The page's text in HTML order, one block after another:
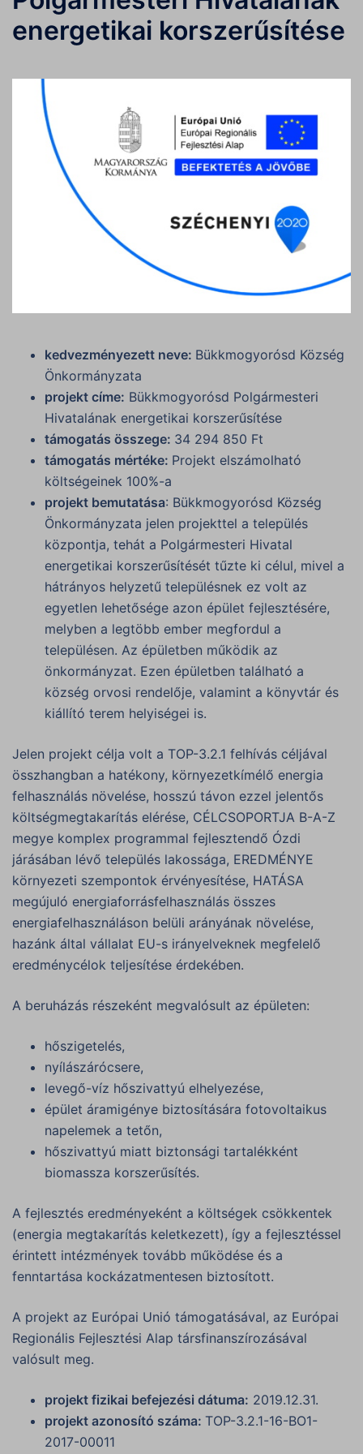
energetikai korszerűsítése
kedvezményezett neve: Bükkmogyorósd Község
Önkormányzata
projekt címe: Bükkmogyorósd Polgármesteri
Hivatalának energetikai korszerűsítése
támogatás összege: 34 294 850 Ft
támogatás mértéke: Projekt elszámolható
költségeinek 100%-a
projekt bemutatása: Bükkmogyorósd Község
Önkormányzata jelen projekttel a település
központja, tehát a Polgármesteri Hivatal
energetikai korszerűsítését tűzte ki célul, mivel a
hátrányos helyzetű településnek ez volt az
egyetlen lehetősége azon épület fejlesztésére,
melyben a legtöbb ember megfordul a
településen. Az épületben működik az
önkormányzat. Ezen épületben található a
község orvosi rendelője, valamint a könyvtár és
kiállító terem helyiségei is.
Jelen projekt célja volt a TOP-3.2.1 felhívás céljával
összhangban a hatékony, környezetkímélő energia
felhasználás növelése, hosszú távon ezzel jelentős
költségmegtakarítás elérése, CÉLCSOPORTJA B-A-Z
megye komplex programmal fejlesztendő Ózdi
járásában lévő település lakossága, EREDMÉNYE
környezeti szempontok érvényesítése, HATÁSA
megújuló energiaforrásfelhasználás összes
energiafelhasználáson belüli arányának növelése,
hazánk által vállalat EU-s irányelveknek megfelelő
eredménycélok teljesítése érdekében.
A beruházás részeként megvalósult az épületen:
hőszigetelés,
nyílászárócsere,
levegő-víz hőszivattyú elhelyezése,
épület áramigénye biztosítására fotovoltaikus
napelemek a tetőn,
hőszivattyú miatt biztonsági tartalékként
biomassza korszerűsítés.
A fejlesztés eredményeként a költségek csökkentek
(energia megtakarítás keletkezett), így a fejlesztéssel
érintett intézmények tovább működése és a
fenntartása kockázatmentesen biztosított.
A projekt az Európai Unió támogatásával, az Európai
Regionális Fejlesztési Alap társfinanszírozásával
valósult meg.
projekt fizikai befejezési dátuma: 2019.12.31.
projekt azonosító száma: TOP-3.2.1-16-BO1-
2017-00011